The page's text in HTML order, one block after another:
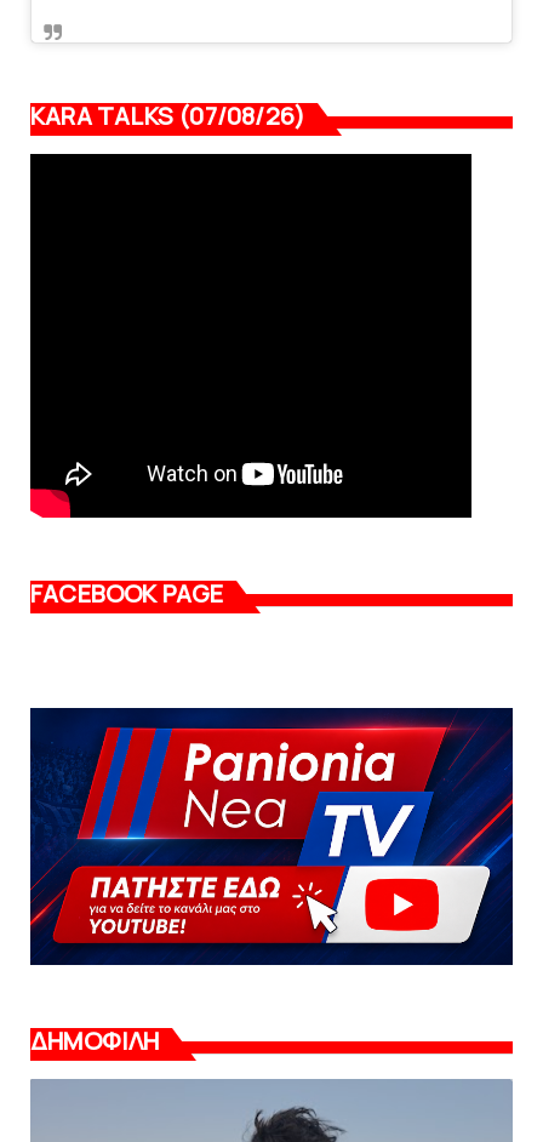
KARA TALKS (07/08/26)
FACEBOOK PAGE
ΔΗΜΟΦΙΛΗ